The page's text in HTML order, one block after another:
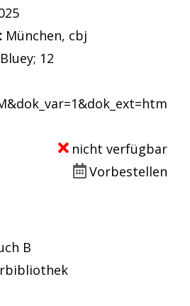
München, cbj
Bluey; 12
Tab geöffnet
nicht verfügbar
Vorbestellen
B